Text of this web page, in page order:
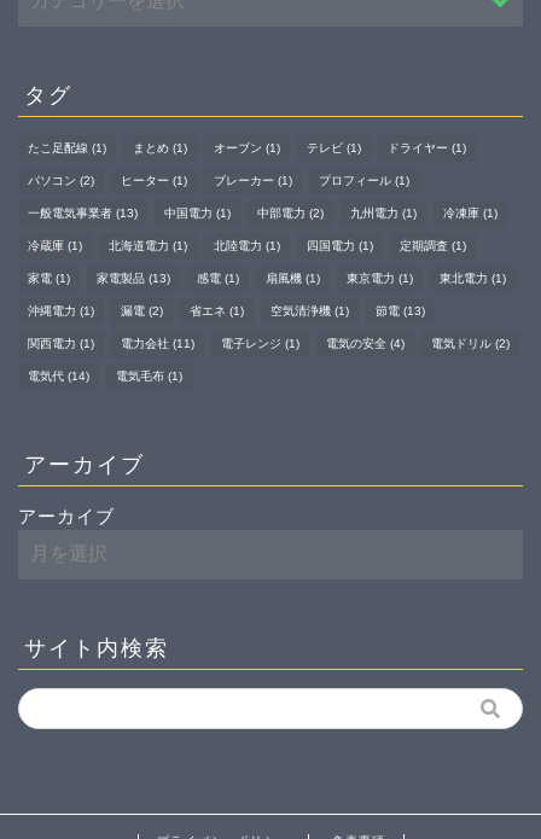
タグ
たこ足配線 (1) まとめ (1) オーブン (1) テレビ (1) ドライヤー (1)
パソコン (2) ヒーター (1) ブレーカー (1) プロフィール (1)
一般電気事業者 (13) 中国電力 (1) 中部電力 (2) 九州電力 (1) 冷凍庫 (1)
冷蔵庫 (1) 北海道電力 (1) 北陸電力 (1) 四国電力 (1) 定期調査 (1)
家電 (1) 家電製品 (13) 感電 (1) 扇風機 (1) 東京電力 (1) 東北電力 (1)
沖縄電力 (1) 漏電 (2) 省エネ (1) 空気清浄機 (1) 節電 (13)
関西電力 (1) 電力会社 (11) 電子レンジ (1) 電気の安全 (4) 電気ドリル (2)
電気代 (14) 電気毛布 (1)
アーカイブ
アーカイブ
サイト内検索